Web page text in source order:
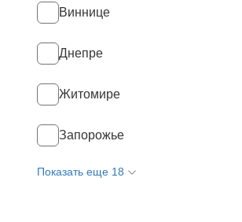
Виннице
Днепре
Житомире
Запорожье
Показать еще 18